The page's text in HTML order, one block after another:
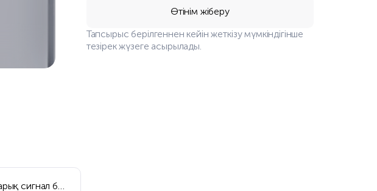
Өтінім жіберу
Тапсырыс берілгеннен кейін жеткізу мүмкіндігінше
тезірек жүзеге асырылады.